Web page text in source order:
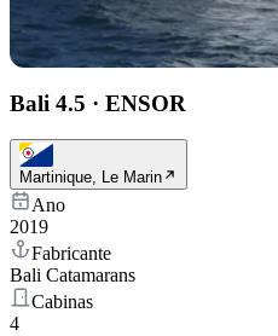
Bali 4.5 · ENSOR
Martinique, Le Marin
Ano
2019
Fabricante
Bali Catamarans
Cabinas
4